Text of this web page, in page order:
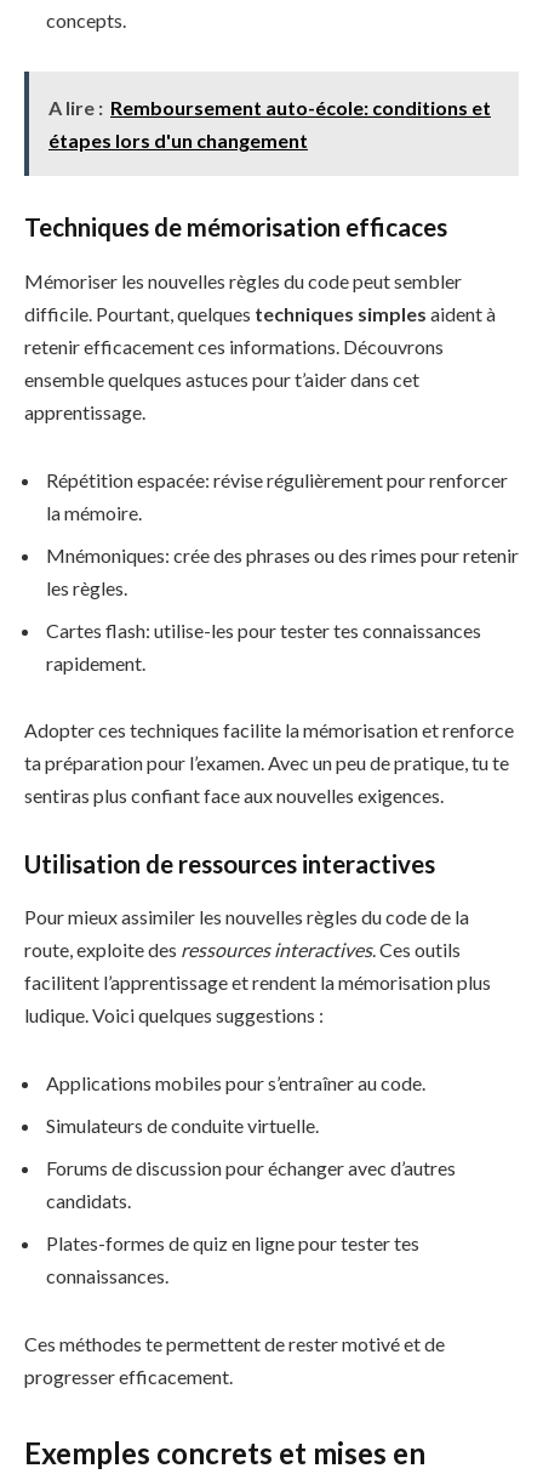
concepts.
A lire : Remboursement auto-école: conditions et
étapes lors d'un changement
Techniques de mémorisation efficaces
Mémoriser les nouvelles règles du code peut sembler
difficile. Pourtant, quelques techniques simples aident à
retenir efficacement ces informations. Découvrons
ensemble quelques astuces pour t’aider dans cet
apprentissage.
Répétition espacée: révise régulièrement pour renforcer
la mémoire.
Mnémoniques: crée des phrases ou des rimes pour retenir
les règles.
Cartes flash: utilise-les pour tester tes connaissances
rapidement.
Adopter ces techniques facilite la mémorisation et renforce
ta préparation pour l’examen. Avec un peu de pratique, tu te
sentiras plus confiant face aux nouvelles exigences.
Utilisation de ressources interactives
Pour mieux assimiler les nouvelles règles du code de la
route, exploite des ressources interactives. Ces outils
facilitent l’apprentissage et rendent la mémorisation plus
ludique. Voici quelques suggestions :
Applications mobiles pour s’entraîner au code.
Simulateurs de conduite virtuelle.
Forums de discussion pour échanger avec d’autres
candidats.
Plates-formes de quiz en ligne pour tester tes
connaissances.
Ces méthodes te permettent de rester motivé et de
progresser efficacement.
Exemples concrets et mises en